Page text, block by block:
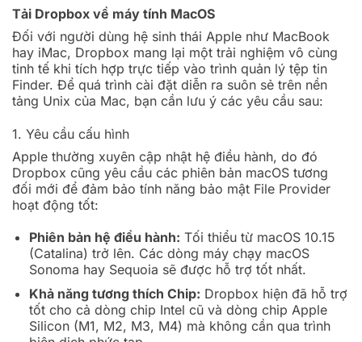
Tải Dropbox về máy tính MacOS
Đối với người dùng hệ sinh thái Apple như MacBook
hay iMac, Dropbox mang lại một trải nghiệm vô cùng
tinh tế khi tích hợp trực tiếp vào trình quản lý tệp tin
Finder. Để quá trình cài đặt diễn ra suôn sẻ trên nền
tảng Unix của Mac, bạn cần lưu ý các yêu cầu sau:
1. Yêu cầu cấu hình
Apple thường xuyên cập nhật hệ điều hành, do đó
Dropbox cũng yêu cầu các phiên bản macOS tương
đối mới để đảm bảo tính năng bảo mật File Provider
hoạt động tốt:
Phiên bản hệ điều hành: Tối thiểu từ macOS 10.15
(Catalina) trở lên. Các dòng máy chạy macOS
Sonoma hay Sequoia sẽ được hỗ trợ tốt nhất.
Khả năng tương thích Chip: Dropbox hiện đã hỗ trợ
tốt cho cả dòng chip Intel cũ và dòng chip Apple
Silicon (M1, M2, M3, M4) mà không cần qua trình